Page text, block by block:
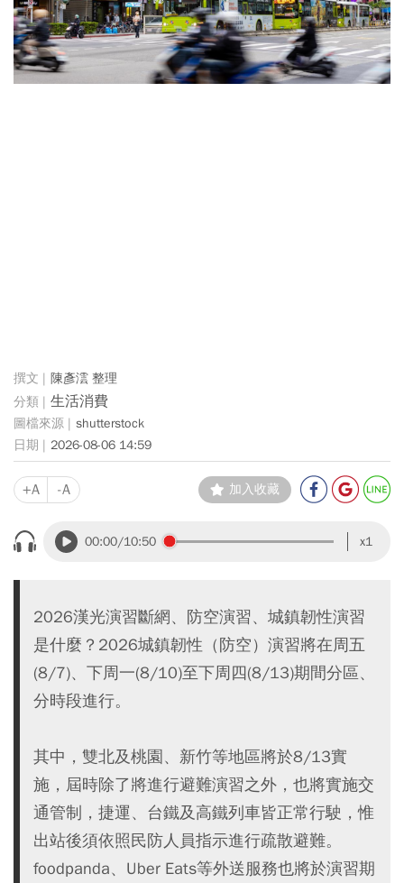
陳彥澐 整理
生活消費
shutterstock
2026-08-06 14:59
+A -A 加入收藏
00:00/10:50 x1
2026漢光演習斷網、防空演習、城鎮韌性演習
是什麼？2026城鎮韌性（防空）演習將在周五
(8/7)、下周一(8/10)至下周四(8/13)期間分區、
分時段進行。
其中，雙北及桃園、新竹等地區將於8/13實
施，屆時除了將進行避難演習之外，也將實施交
通管制，捷運、台鐵及高鐵列車皆正常行駛，惟
出站後須依照民防人員指示進行疏散避難。
foodpanda、Uber Eats等外送服務也將於演習期